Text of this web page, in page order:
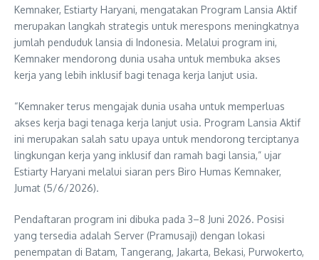
Kemnaker, Estiarty Haryani, mengatakan Program Lansia Aktif
merupakan langkah strategis untuk merespons meningkatnya
jumlah penduduk lansia di Indonesia. Melalui program ini,
Kemnaker mendorong dunia usaha untuk membuka akses
kerja yang lebih inklusif bagi tenaga kerja lanjut usia.
“Kemnaker terus mengajak dunia usaha untuk memperluas
akses kerja bagi tenaga kerja lanjut usia. Program Lansia Aktif
ini merupakan salah satu upaya untuk mendorong terciptanya
lingkungan kerja yang inklusif dan ramah bagi lansia,” ujar
Estiarty Haryani melalui siaran pers Biro Humas Kemnaker,
Jumat (5/6/2026).
Pendaftaran program ini dibuka pada 3–8 Juni 2026. Posisi
yang tersedia adalah Server (Pramusaji) dengan lokasi
penempatan di Batam, Tangerang, Jakarta, Bekasi, Purwokerto,